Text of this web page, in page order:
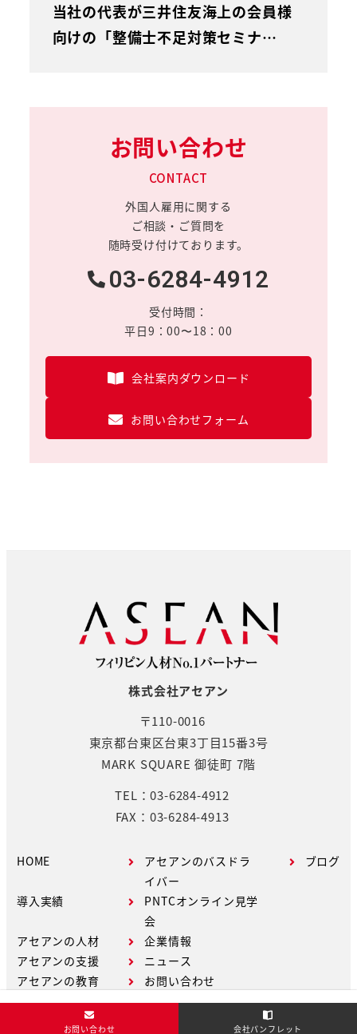
当社の代表が三井住友海上の会員様
向けの「整備士不足対策セミナ…
お問い合わせ
CONTACT
外国人雇用に関する
ご相談・ご質問を
随時受け付けております。
03-6284-4912
受付時間：
平日9：00〜18：00
会社案内ダウンロード
お問い合わせフォーム
株式会社アセアン
〒110-0016
東京都台東区台東3丁目15番3号
MARK SQUARE 御徒町 7階
TEL：03-6284-4912
FAX：03-6284-4913
HOME
導入実績
アセアンの人材
アセアンの支援
アセアンの教育
アセアンのバスドラ
イバー
PNTCオンライン見学
会
企業情報
ニュース
お問い合わせ
ブログ
お問い合わせ 会社パンフレット